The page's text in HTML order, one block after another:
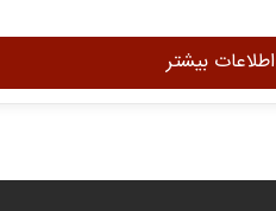
اطلاعات بیشتر